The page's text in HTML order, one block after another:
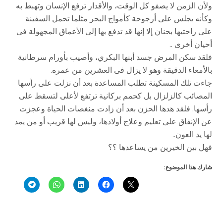
ولأن الزمن لا يصفو كل الوقت، والأقدار ترفع الإنسان وتهبط به
وكأنه يجلس على أرجوحة كأمواج البحر مثلما تحمل السفينة
على راحتيها بحنان إلا إنها قد تدفع بها إلى الأعماق المجهولة فى
أحيان أخرى ..
فلقد سكن المرض جسد أبنها البكري، وأصيب بأورام سرطانية
بالأمعاء الدقيقة وهو لا يزال فى العشرين من عمره.
جاءت تلك المسكينة تطلب المساعدة بعد أن نزلت على رأسها
المصائب كالزلزال بل كحمم بركانية ترتفع لأعلى لتسقط على
رأسها. فلقد هدها الحزن بعد أن زادت منغصات الحياة وعجزت
عن الإنفاق على تعليم وعلاج أولادها، وليس لها قريب أو من يمد
لها يد العون..
فهل بين الخيرين من يساعدها ؟؟
شارك هذا الموضوع: